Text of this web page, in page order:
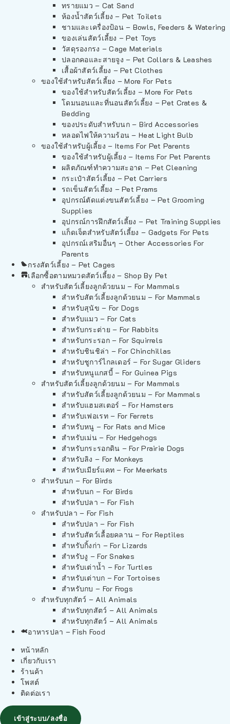
ทรายแมว – Cat Sand
ห้องน้ำสัตว์เลี้ยง – Pet Toilets
ชามและเครื่องป้อน – Bowls, Feeders & Watering
ของเล่นสัตว์เลี้ยง – Pet Toys
วัสดุรองกรง – Cage Materials
ปลอกคอและสายจูง – Pet Collars & Leashes
เสื้อผ้าสัตว์เลี้ยง – Pet Clothes
ของใช้สำหรับสัตว์เลี้ยง – More For Pets
ของใช้สำหรับสัตว์เลี้ยง – More For Pets
โดมนอนและที่นอนสัตว์เลี้ยง – Pet Crates &
Bedding
ของประดับสำหรับนก – Bird Accessories
หลอดไฟให้ความร้อน – Heat Light Bulb
ของใช้สำหรับผู้เลี้ยง – Items For Pet Parents
ของใช้สำหรับผู้เลี้ยง – Items For Pet Parents
ผลิตภัณฑ์ทำความสะอาด – Pet Cleaning
กระเป๋าสัตว์เลี้ยง – Pet Carriers
รถเข็นสัตว์เลี้ยง – Pet Prams
อุปกรณ์ตัดแต่งขนสัตว์เลี้ยง – Pet Grooming
Supplies
อุปกรณ์การฝึกสัตว์เลี้ยง – Pet Training Supplies
แก็ดเจ็ตสำหรับสัตว์เลี้ยง – Gadgets For Pets
อุปกรณ์เสริมอื่นๆ – Other Accessories For
Parents
กรงสัตว์เลี้ยง – Pet Cages
เลือกซื้อตามหมวดสัตว์เลี้ยง – Shop By Pet
สำหรับสัตว์เลี้ยงลูกด้วยนม – For Mammals
สำหรับสัตว์เลี้ยงลูกด้วยนม – For Mammals
สำหรับสุนัข – For Dogs
สำหรับแมว – For Cats
สำหรับกระต่าย – For Rabbits
สำหรับกระรอก – For Squirrels
สำหรับชินชิล่า – For Chinchillas
สำหรับชูการ์ไกลเดอร์ – For Sugar Gliders
สำหรับหนูแกสบี้ – For Guinea Pigs
สำหรับสัตว์เลี้ยงลูกด้วยนม – For Mammals
สำหรับสัตว์เลี้ยงลูกด้วยนม – For Mammals
สำหรับแฮมสเตอร์ – For Hamsters
สำหรับเฟอเรท – For Ferrets
สำหรับหนู – For Rats and Mice
สำหรับเม่น – For Hedgehogs
สำหรับกระรอกดิน – For Prairie Dogs
สำหรับลิง – For Monkeys
สำหรับเมียร์แคท – For Meerkats
สำหรับนก – For Birds
สำหรับนก – For Birds
สำหรับปลา – For Fish
สำหรับปลา – For Fish
สำหรับปลา – For Fish
สำหรับสัตว์เลื้อยคลาน – For Reptiles
สำหรับกิ้งก่า – For Lizards
สำหรับงู – For Snakes
สำหรับเต่าน้ำ – For Turtles
สำหรับเต่าบก – For Tortoises
สำหรับกบ – For Frogs
สำหรับทุกสัตว์ – All Animals
สำหรับทุกสัตว์ – All Animals
สำหรับทุกสัตว์ – All Animals
อาหารปลา – Fish Food
หน้าหลัก
เกี่ยวกับเรา
ร้านค้า
โพสต์
ติดต่อเรา
เข้าสู่ระบบ/ลงชื่อ